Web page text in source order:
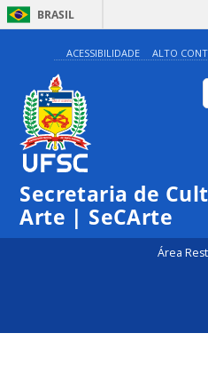
BRASIL
ACESSIBILIDADE ALTO
Secretaria de
Arte | SeCArte
Área
0:00
1:00